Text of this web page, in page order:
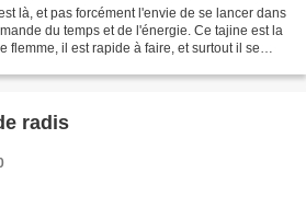
là, et pas forcément l'envie de se lancer dans
du temps et de l'énergie. Ce tajine est la
flemme, il est rapide à faire, et surtout il se
radis